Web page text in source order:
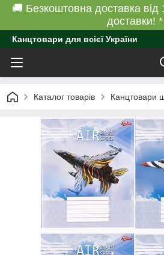
🚚 Безкоштовна доставка
доставки! *
Канцтовари для всієї України
Каталог товарів Канцтовари